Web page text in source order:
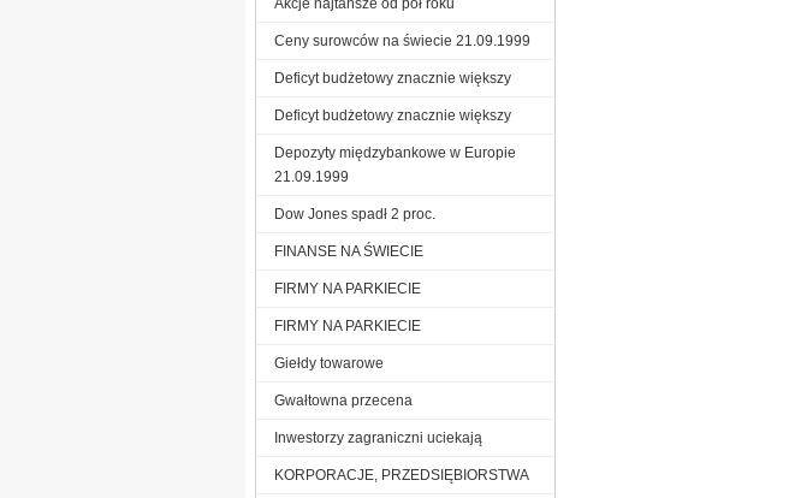
Ceny surowców na świecie 21.09.1999
Deficyt budżetowy znacznie większy
Deficyt budżetowy znacznie większy
Depozyty międzybankowe w Europie
21.09.1999
Dow Jones spadł 2 proc.
FINANSE NA ŚWIECIE
FIRMY NA PARKIECIE
FIRMY NA PARKIECIE
Giełdy towarowe
Gwałtowna przecena
Inwestorzy zagraniczni uciekają
KORPORACJE, PRZEDSIĘBIORSTWA